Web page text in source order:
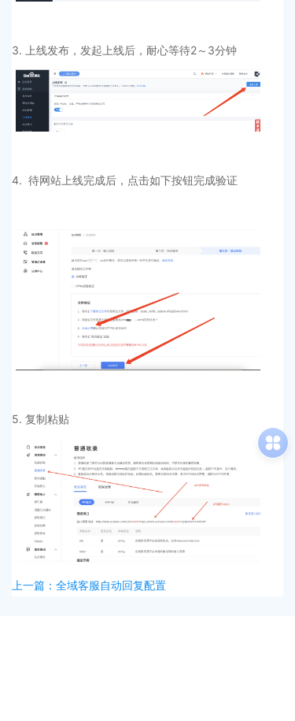
3. 上线发布，发起上线后，耐心等待2～3分钟
4. 待网站上线完成后，点击如下按钮完成验证
5. 复制粘贴
上一篇：全域客服自动回复配置